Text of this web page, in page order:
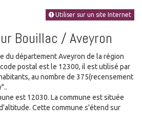
Utiliser sur un site Internet
Bouillac / Aveyron
du département Aveyron de la région
postal est le 12300, il est utilisé par
au nombre de 375(recensement
est 12030. La commune est située
Cette commune s'étend sur